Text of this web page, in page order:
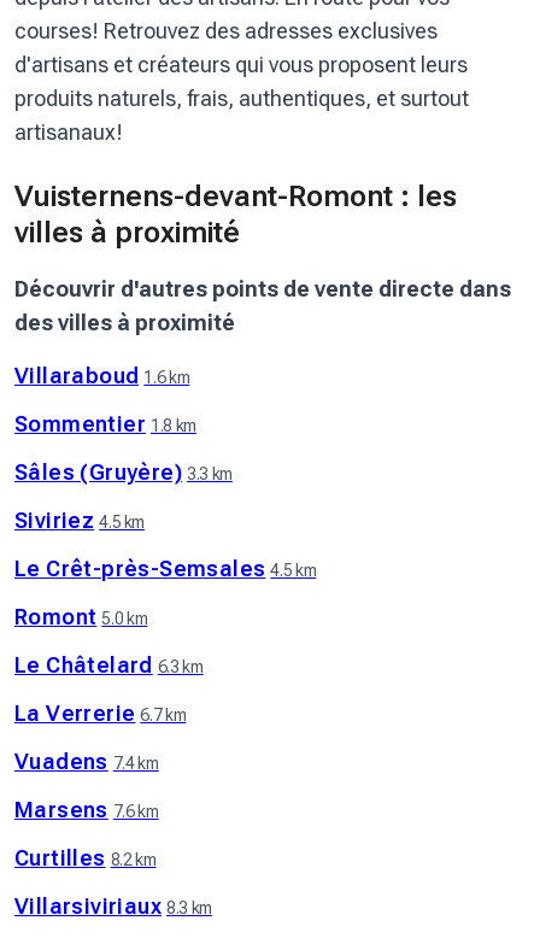
courses! Retrouvez des adresses exclusives
d'artisans et créateurs qui vous proposent leurs
produits naturels, frais, authentiques, et surtout
artisanaux!
Vuisternens-devant-Romont : les
villes à proximité
Découvrir d'autres points de vente directe dans
des villes à proximité
Villaraboud 1.6 km
Sommentier 1.8 km
Sâles (Gruyère) 3.3 km
Siviriez 4.5 km
Le Crêt-près-Semsales 4.5 km
Romont 5.0 km
Le Châtelard 6.3 km
La Verrerie 6.7 km
Vuadens 7.4 km
Marsens 7.6 km
Curtilles 8.2 km
Villarsiviriaux 8.3 km